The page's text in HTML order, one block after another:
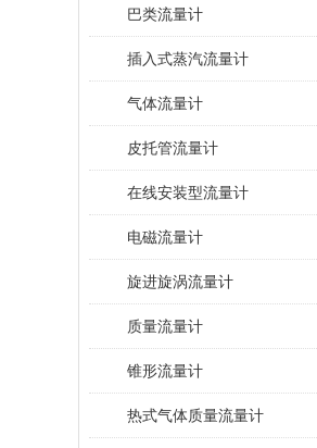
巴类流量计
插入式蒸汽流量计
气体流量计
皮托管流量计
在线安装型流量计
电磁流量计
旋进旋涡流量计
质量流量计
锥形流量计
热式气体质量流量计